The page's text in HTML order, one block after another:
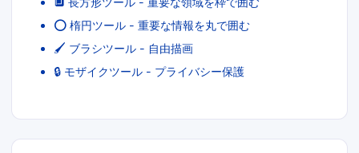
⭕ 楕円ツール - 重要な情報を丸で囲む
🖌️ ブラシツール - 自由描画
🔒 モザイクツール - プライバシー保護